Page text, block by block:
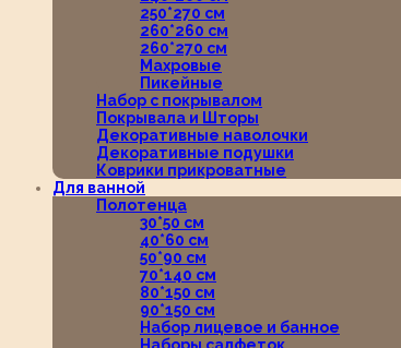
250*270 см
260*260 см
260*270 см
Махровые
Пикейные
Набор с покрывалом
Покрывала и Шторы
Декоративные наволочки
Декоративные подушки
Коврики прикроватные
Для ванной
Полотенца
30*50 см
40*60 см
50*90 см
70*140 см
80*150 см
90*150 см
Набор лицевое и банное